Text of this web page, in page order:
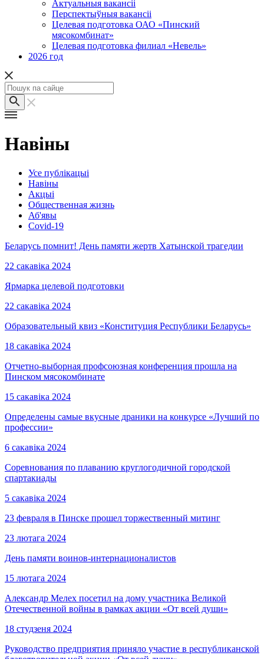
Актуальныя вакансіі
Перспектыўныя вакансіі
Целевая подготовка ОАО «Пинский
мясокомбинат»
Целевая подготовка филиал «Невель»
2026 год
Навіны
Усе публікацыі
Навіны
Акцыі
Общественная жизнь
Аб'явы
Covid-19
Беларусь помнит! День памяти жертв Хатынской трагедии
22 сакавіка 2024
Ярмарка целевой подготовки
22 сакавіка 2024
Образовательный квиз «Конституция Республики Беларусь»
18 сакавіка 2024
Отчетно-выборная профсоюзная конференция прошла на
Пинском мясокомбинате
15 сакавіка 2024
Определены самые вкусные драники на конкурсе «Лучший по
профессии»
6 сакавіка 2024
Соревнования по плаванию круглогодичной городской
спартакиады
5 сакавіка 2024
23 февраля в Пинске прошел торжественный митинг
23 лютага 2024
День памяти воинов-интернационалистов
15 лютага 2024
Александр Мелех посетил на дому участника Великой
Отечественной войны в рамках акции «От всей души»
18 студзеня 2024
Руководство предприятия приняло участие в республиканской